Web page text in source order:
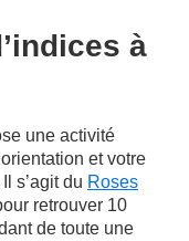
à
une activité
et votre
s’agit du Roses
retrouver 10
de toute une